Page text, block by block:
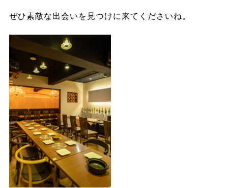
ぜひ素敵な出会いを見つけに来てくださいね。